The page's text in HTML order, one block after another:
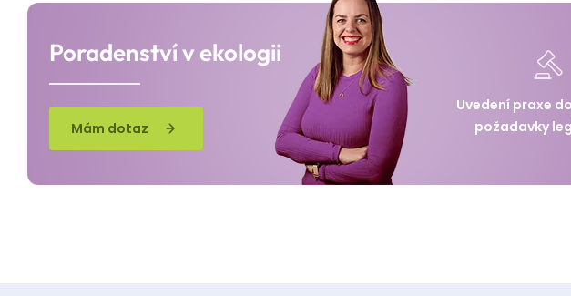
Poradenství v ekologii
Mám dotaz
Uvedení praxe
požadavky